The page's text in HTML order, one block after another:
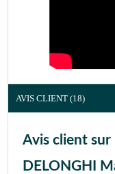
AVIS CLIENT (18)
Avis client sur
DELONGHI